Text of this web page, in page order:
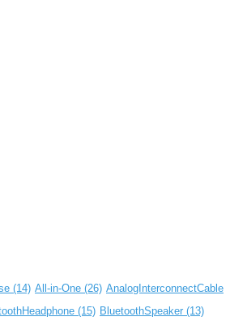
(14) All-in-One (26) AnalogInterconnectCable
(15) BluetoothSpeaker (13)